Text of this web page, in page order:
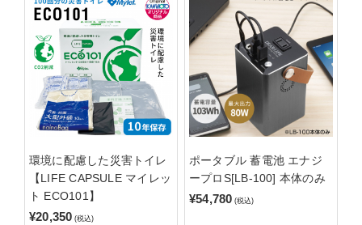
環境に配慮した災害トイレ
【LIFE CAPSULE マイレッ
ト ECO101】
¥20,350 (税込)
ポータブル 蓄電池 エナジ
ープロS[LB-100] 本体のみ
¥54,780 (税込)